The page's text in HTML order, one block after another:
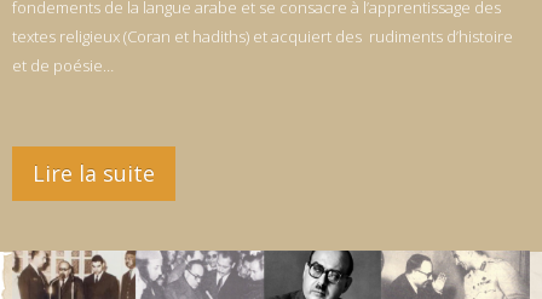
textes religieux (Coran et hadiths) et acquiert des rudiments d’histoire
et de poésie…
Lire la suite